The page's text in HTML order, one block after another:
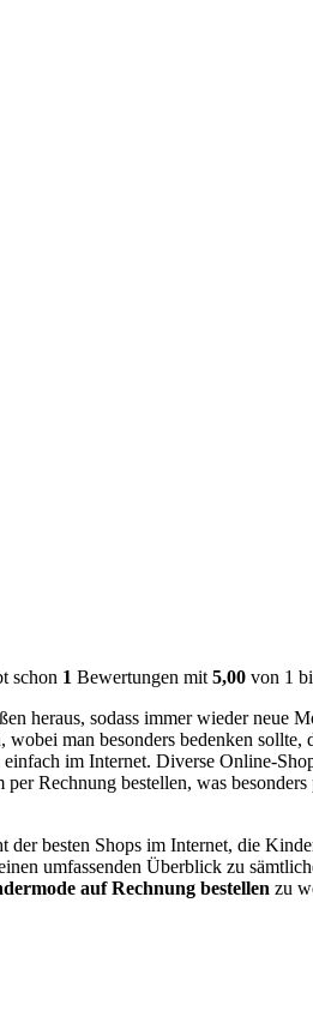
schon 1 Bewertungen mit 5,00 von 1
heraus, sodass immer wieder
man besonders bedenken
im Internet. Diverse Online-
Rechnung bestellen, was
besten Shops im Internet, die
umfassenden Überblick zu
auf Rechnung bestellen zu